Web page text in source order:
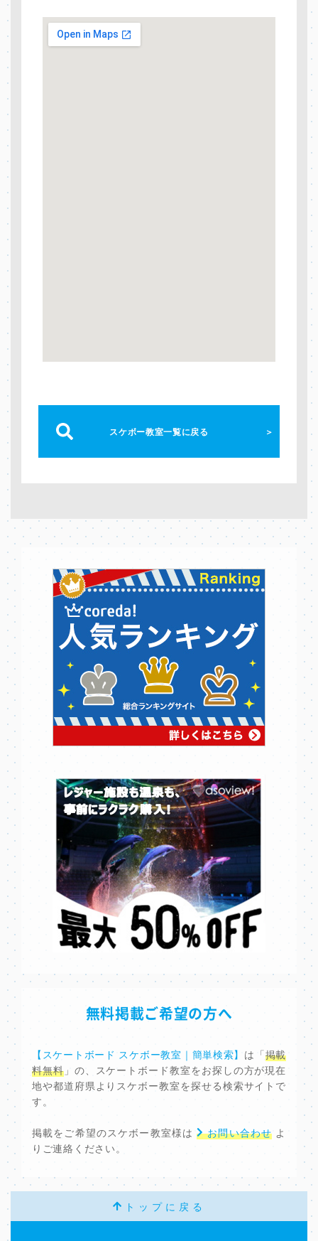
スケボー教室一覧に戻る
無料掲載ご希望の方へ
【スケートボード スケボー教室｜簡単検索】 は「掲載
料無料」の、スケートボード教室をお探しの方が現在
地や都道府県よりスケボー教室を探せる検索サイトで
す。
掲載をご希望のスケボー教室様は お問い合わせ よ
りご連絡ください。
トップに戻る